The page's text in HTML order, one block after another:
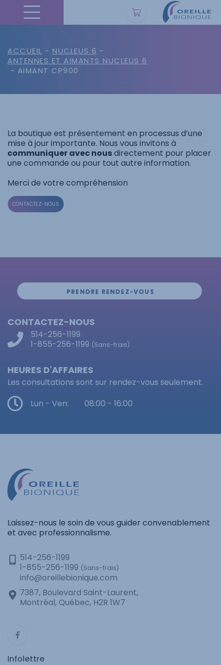
ACCUEIL - NUCLEUS 6 -
ANTENNES ET AIMANTS NUCLEUS 6
- AIMANT CP900
La boutique est présentement en processus d’une
mise à jour importante. Nous vous invitons à
communiquer avec nousdirectement pour placer
une commande ou pour tout autre information.
Merci de votre compréhension
CONTACTEZ-NOUS
PRENDRE RENDEZ-VOUS
CONTACTEZ-NOUS
514-256-1199
1-855-256-1199 (Sans-frais)
HEURES D'AFFAIRES
Les consultations sont sur rendez-vous seulement.
Lun - Ven:
08:00 - 16:00
Laissez-nous le soin de vous guider convenablement
et avec professionnalisme.
514-256-1199
1-855-256-1199 (Sans-frais)
info@oreillebionique.com
7387, Boulevard Saint-Laurent,
Montréal, Québec, H2R 1W7
Infolettre